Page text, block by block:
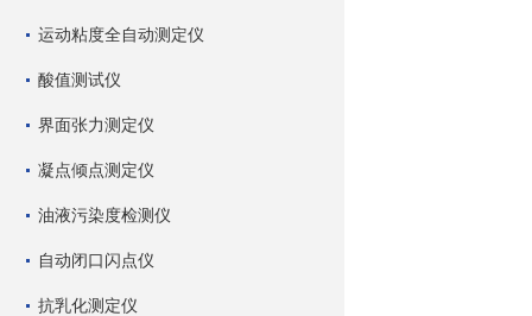
运动粘度全自动测定仪
酸值测试仪
界面张力测定仪
凝点倾点测定仪
油液污染度检测仪
自动闭口闪点仪
抗乳化测定仪